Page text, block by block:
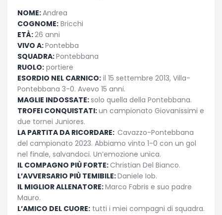
NOME:Andrea
COGNOME: Bricchi
ETÀ:26 anni
VIVO A:Pontebba
SQUADRA:Pontebbana
RUOLO: portiere
ESORDIO NEL CARNICO: il 15 settembre 2013, Villa-
Pontebbana 3-0. Avevo 15 anni.
MAGLIE INDOSSATE:solo quella della Pontebbana.
TROFEI CONQUISTATI:un campionato Giovanissimi e
due tornei Juniores.
LA PARTITA DA RICORDARE: Cavazzo-Pontebbana
del campionato 2023. Abbiamo vinto 1-0 con un gol
nel finale, salvandoci. Un’emozione unica.
IL COMPAGNO PIÙ FORTE:Christian Del Bianco.
L’AVVERSARIO PIÙ TEMIBILE:Daniele Iob.
IL MIGLIOR ALLENATORE:Marco Fabris e suo padre
Mauro.
L’AMICO DEL CUORE: tutti i miei compagni di squadra.